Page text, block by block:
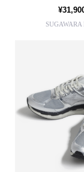
SUGAWARA